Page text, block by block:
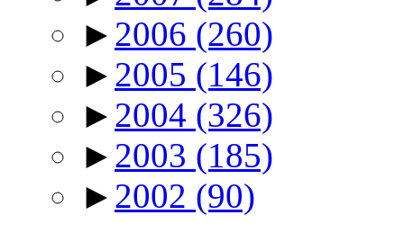
► 2006 (260)
► 2005 (146)
► 2004 (326)
► 2003 (185)
► 2002 (90)